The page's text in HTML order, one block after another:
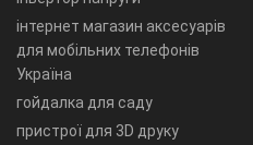
інтернет магазин аксесуарів
для мобільних телефонів
Україна
гойдалка для саду
пристрої для 3D друку